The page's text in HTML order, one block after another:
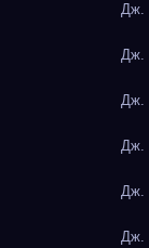
Дж.
Дж.
Дж.
Дж.
Дж.
Дж.